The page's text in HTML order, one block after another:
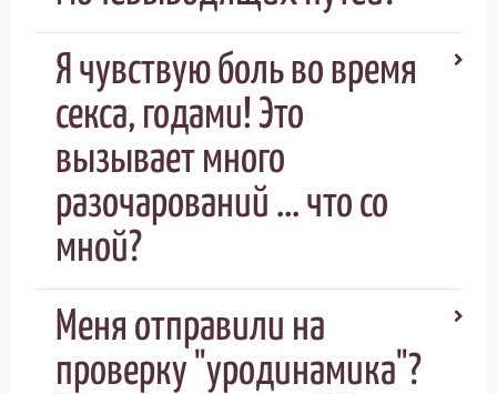
Я чувствую боль во время
секса, годами! Это
вызывает много
разочарований ... что со
мной?
Меня отправили на
проверку "уродинамика"?